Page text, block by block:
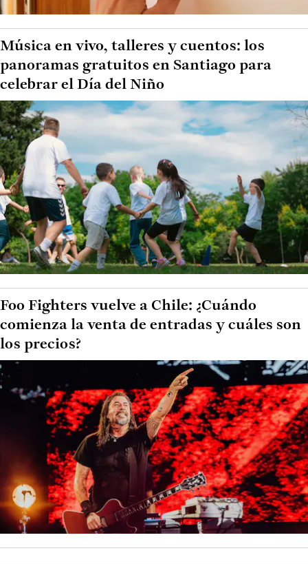
Música en vivo, talleres y cuentos: los
panoramas gratuitos en Santiago para
celebrar el Día del Niño
Foo Fighters vuelve a Chile: ¿Cuándo
comienza la venta de entradas y cuáles son
los precios?